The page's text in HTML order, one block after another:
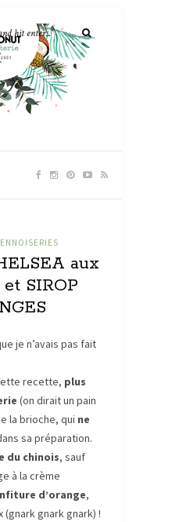
aux
SIROP
je n’avais pas fait
recette, plus
(on dirait un pain
la brioche, qui ne
sa préparation.
du chinois, sauf
à la crème
d’orange,
gnark gnark) !